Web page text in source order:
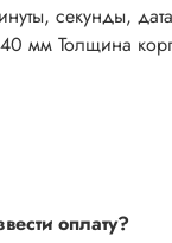
секунды,
мм Толщина
оплату?